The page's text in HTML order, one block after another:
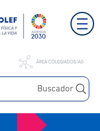
Buscador